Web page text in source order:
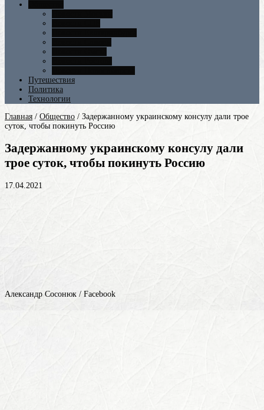
Путешествия
Политика
Технологии
Главная / Общество / Задержанному украинскому консулу дали трое
суток, чтобы покинуть Россию
Задержанному украинскому консулу дали
трое суток, чтобы покинуть Россию
17.04.2021
Александр Сосонюк / Facebook